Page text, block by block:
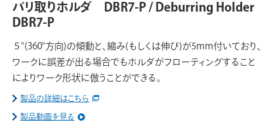
バリ取りホルダ DBR7-P / Deburring Holder
DBR7-P
５°(360°方向)の傾動と、縮み(もしくは伸び)が5mm付いており、
ワークに誤差が出る場合でもホルダがフローティングすること
によりワーク形状に倣うことができる。
製品の詳細はこちら
製品動画を見る